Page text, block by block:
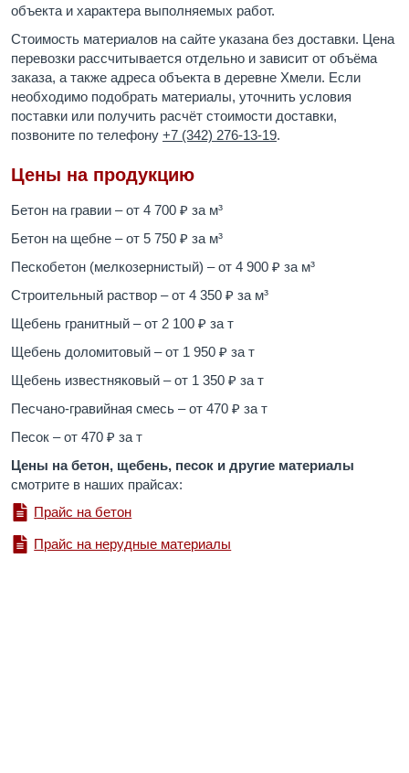
объекта и характера выполняемых работ.
Стоимость материалов на сайте указана без доставки. Цена
перевозки рассчитывается отдельно и зависит от объёма
заказа, а также адреса объекта в деревне Хмели. Если
необходимо подобрать материалы, уточнить условия
поставки или получить расчёт стоимости доставки,
позвоните по телефону +7 (342) 276-13-19.
Цены на продукцию
Бетон на гравии – от 4 700 ₽ за м³
Бетон на щебне – от 5 750 ₽ за м³
Пескобетон (мелкозернистый) – от 4 900 ₽ за м³
Строительный раствор – от 4 350 ₽ за м³
Щебень гранитный – от 2 100 ₽ за т
Щебень доломитовый – от 1 950 ₽ за т
Щебень известняковый – от 1 350 ₽ за т
Песчано-гравийная смесь – от 470 ₽ за т
Песок – от 470 ₽ за т
Цены на бетон, щебень, песок и другие материалы
смотрите в наших прайсах:
Прайс на бетон
Прайс на нерудные материалы